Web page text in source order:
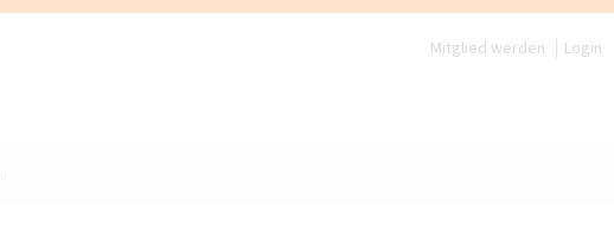
Mitglied werden Login